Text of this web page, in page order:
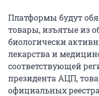
Платформы будут
товары, изъятые из
биологически
лекарства и
соответствующей
президента АЦП,
официальных